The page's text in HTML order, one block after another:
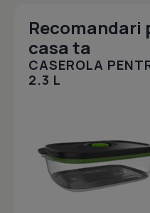
Recomandari
casa ta
CASEROLA
2.3 L